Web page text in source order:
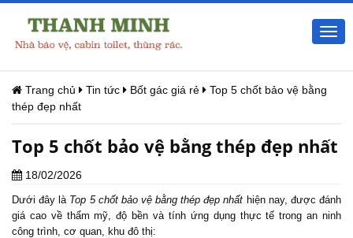
Trang chủ Tin tức Bốt gác giá rẻ
Top 5 chốt bảo vệ bằng
thép đẹp nhất
Top 5 chốt bảo vệ bằng thép đẹp nhất
18/02/2026
Dưới đây là Top 5 chốt bảo vệ bằng thép đẹp nhất hiện nay, được đánh
giá cao về thẩm mỹ, độ bền và tính ứng dụng thực tế trong an ninh
công trình, cơ quan, khu đô thị: